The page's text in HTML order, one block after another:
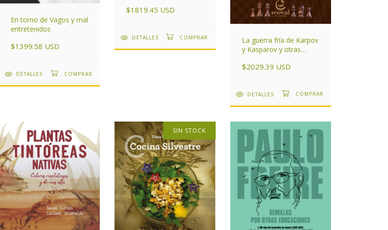
En torno de Vagos y mal
entretenidos
$1399.58 USD
DETALLES
$1819.45 USD
DETALLES
La guerra fría de Karpov
y Kasparov y otras
$2029.39 USD
DETALLES
SIN STOCK